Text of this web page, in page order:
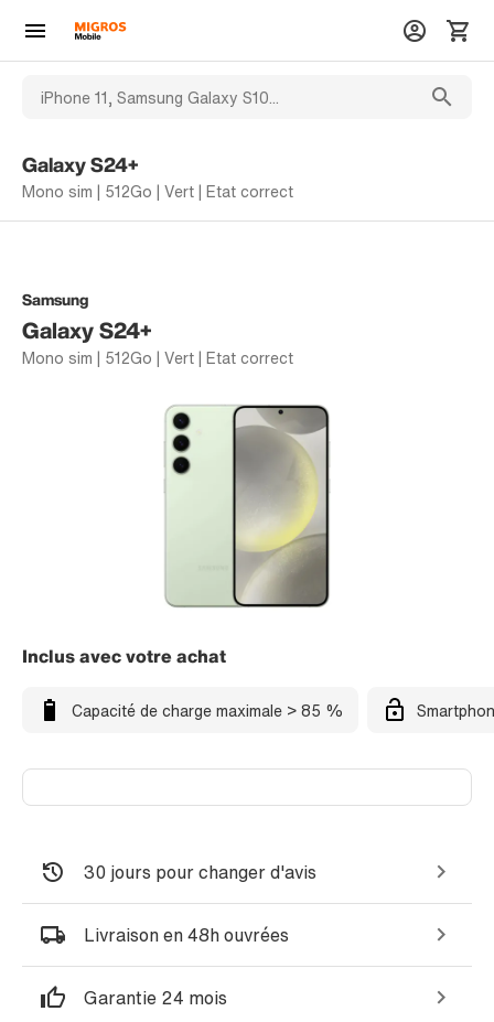
Galaxy S24+
Mono sim | 512Go | Vert | Etat correct
Samsung
Galaxy S24+
Mono sim | 512Go | Vert | Etat correct
Inclus avec votre achat
Capacité de charge maximale > 85 %
30 jours pour changer d'avis
Livraison en 48h ouvrées
Garantie 24 mois